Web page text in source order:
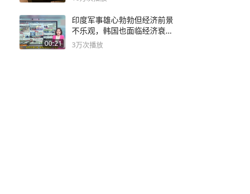
00:21
印度军事雄心勃勃但经济前景
不乐观，韩国也面临经济衰退
风险
3万次播放